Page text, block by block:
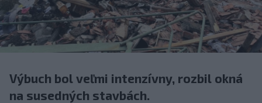
Výbuch bol veľmi intenzívny, rozbil okná
na susedných stavbách.